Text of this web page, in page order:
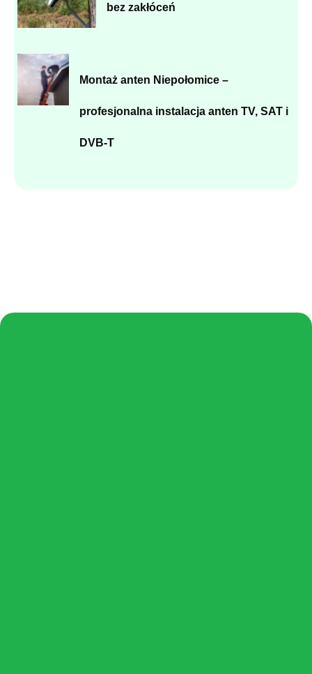
bez zakłóceń
Montaż anten Niepołomice –
profesjonalna instalacja anten TV, SAT i
DVB-T